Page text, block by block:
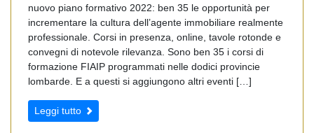
nuovo piano formativo 2022: ben 35 le opportunità per
incrementare la cultura dell’agente immobiliare realmente
professionale. Corsi in presenza, online, tavole rotonde e
convegni di notevole rilevanza. Sono ben 35 i corsi di
formazione FIAIP programmati nelle dodici provincie
lombarde. E a questi si aggiungono altri eventi […]
Leggi tutto